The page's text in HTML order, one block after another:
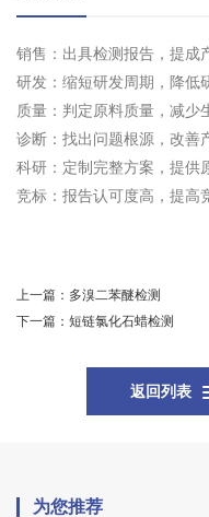
销售：出具检测报告，提成
研发：缩短研发周期，降低
质量：判定原料质量，减少
诊断：找出问题根源，改善
科研：定制完整方案，提供
竞标：报告认可度高，提高
上一篇： 多溴二苯醚检测
下一篇： 短链氯化石蜡检测
返回列表
为您推荐